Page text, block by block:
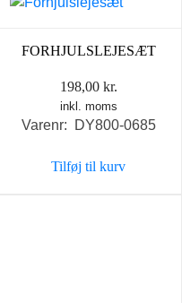
FORHJULSLEJESÆT
198,00 kr.
inkl. moms
Varenr: DY800-0685
Tilføj til kurv